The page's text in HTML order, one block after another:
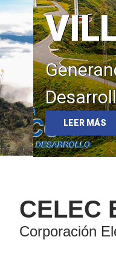
Generando
Desarrollo
LEER MÁS
CELEC
Corporación